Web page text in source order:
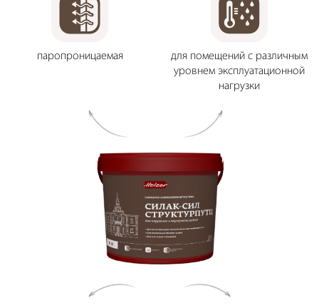
паропроницаемая
для помещений с различным
уровнем эксплуатационной
нагрузки